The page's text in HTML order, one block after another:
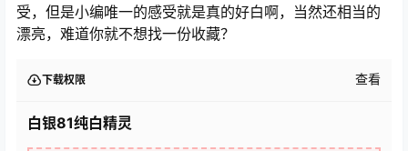
受，但是小编唯一的感受就是真的好白啊，当然还相当的
漂亮，难道你就不想找一份收藏？
下载权限 查看
白银81纯白精灵